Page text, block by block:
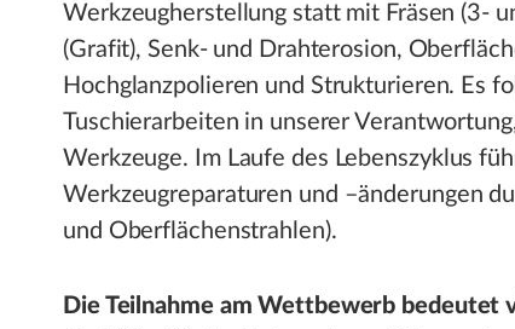
Werkzeugherstellung statt mit Fräsen (3-
(Grafit), Senk- und Drahterosion,
Hochglanzpolieren und Strukturieren. Es
Tuschierarbeiten in unserer
Werkzeuge. Im Laufe des Lebenszyklus
Werkzeugreparaturen und –änderungen
und Oberflächenstrahlen).
Die Teilnahme am Wettbewerb bedeutet